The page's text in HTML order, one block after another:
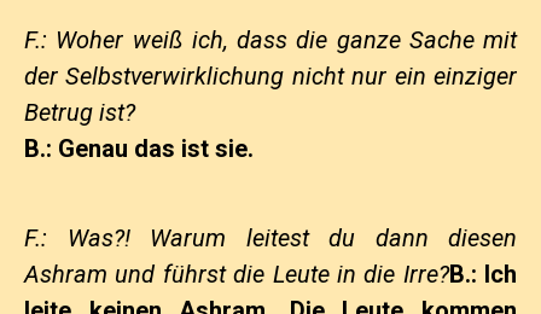
F.: Woher weiß ich, dass die ganze Sache mit
der Selbstverwirklichung nicht nur ein einziger
Betrug ist?
B.: Genau das ist sie.
F.: Was?! Warum leitest du dann diesen
Ashram und führst die Leute in die Irre?B.: Ich